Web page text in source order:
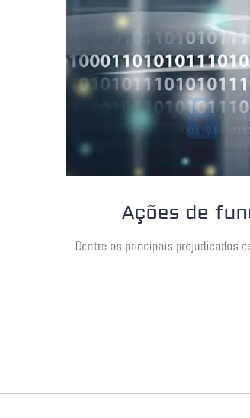
Ações de
Dentre os principais prejudicados